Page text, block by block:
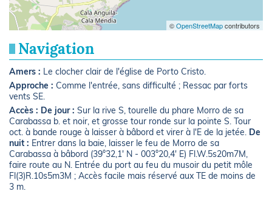
©OpenStreetMapcontributors
Navigation
Amers : Le clocher clair de l'église de Porto Cristo.
Approche : Comme l'entrée, sans difficulté ; Ressac par forts
vents SE.
Accès : De jour : Sur la rive S, tourelle du phare Morro de sa
Carabassa b. et noir, et grosse tour ronde sur la pointe S. Tour
oct. à bande rouge à laisser à bâbord et virer à l'E de la jetée. De
nuit : Entrer dans la baie, laisser le feu de Morro de sa
Carabassa à bâbord (39°32,1' N - 003°20,4' E) Fl.W.5s20m7M,
faire route au N. Entrée du port au feu du musoir du petit môle
Fl(3)R.10s5m3M ; Accès facile mais réservé aux TE de moins de
3 m.